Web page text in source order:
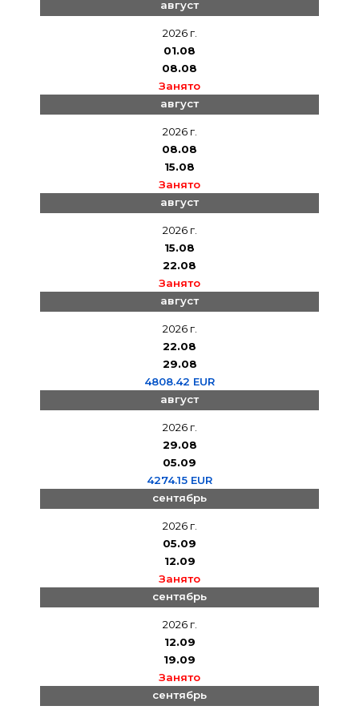
канистры для дизельного топлива
сходня
багор отпорник
август
2026 г.
01.08
08.08
Занято
август
2026 г.
08.08
15.08
Занято
август
2026 г.
15.08
22.08
Занято
август
2026 г.
22.08
29.08
4808.42 EUR
август
2026 г.
29.08
05.09
4274.15 EUR
сентябрь
2026 г.
05.09
12.09
Занято
сентябрь
2026 г.
12.09
19.09
Занято
сентябрь